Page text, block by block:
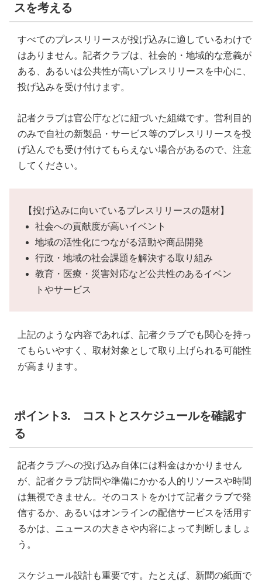
スを考える
すべてのプレスリリースが投げ込みに適しているわけで
はありません。記者クラブは、社会的・地域的な意義が
ある、あるいは公共性が高いプレスリリースを中心に、
投げ込みを受け付けます。
記者クラブは官公庁などに紐づいた組織です。営利目的
のみで自社の新製品・サービス等のプレスリリースを投
げ込んでも受け付けてもらえない場合があるので、注意
してください。
【投げ込みに向いているプレスリリースの題材】
社会への貢献度が高いイベント
地域の活性化につながる活動や商品開発
行政・地域の社会課題を解決する取り組み
教育・医療・災害対応など公共性のあるイベン
トやサービス
上記のような内容であれば、記者クラブでも関心を持っ
てもらいやすく、取材対象として取り上げられる可能性
が高まります。
ポイント3. コストとスケジュールを確認す
る
記者クラブへの投げ込み自体には料金はかかりません
が、記者クラブ訪問や準備にかかる人的リソースや時間
は無視できません。そのコストをかけて記者クラブで発
信するか、あるいはオンラインの配信サービスを活用す
るかは、ニュースの大きさや内容によって判断しましょ
う。
スケジュール設計も重要です。たとえば、新聞の紙面で